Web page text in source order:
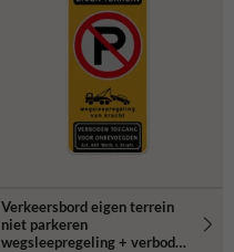
Verkeersbord eigen terrein
niet parkeren
wegsleepregeling + verboden